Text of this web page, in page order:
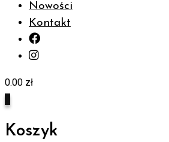
Nowości
Kontakt
0.00 zł
Koszyk